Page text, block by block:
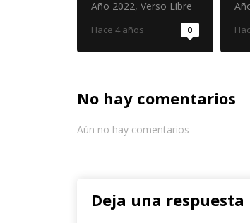
Año 2022, Verso Libre
Hace 4 años 0
No hay comentarios
Aún no hay comentarios
Deja una respuesta